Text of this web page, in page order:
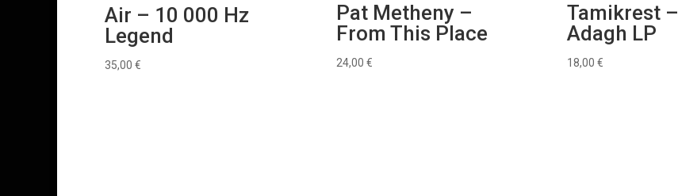
Air – 10 000 Hz
Legend
35,00 €
Pat Metheny ‎–
From This Place
24,00 €
Tamikrest –
Adagh LP
18,00€